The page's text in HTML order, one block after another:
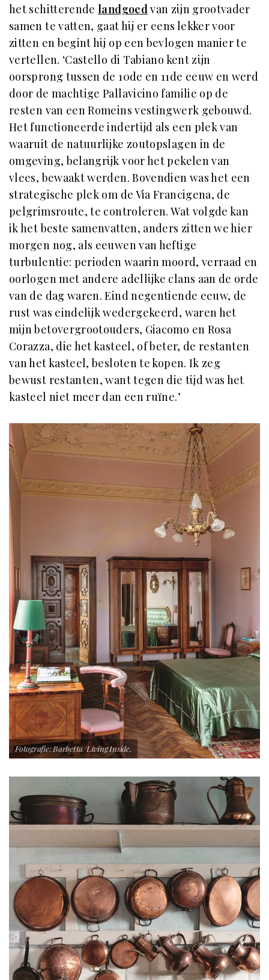
het schitterende landgoed van zijn grootvader
samen te vatten, gaat hij er eens lekker voor
zitten en begint hij op een bevlogen manier te
vertellen. ‘Castello di Tabiano kent zijn
oorsprong tussen de 10de en 11de eeuw en werd
door de machtige Pallavicino familie op de
resten van een Romeins vestingwerk gebouwd.
Het functioneerde indertijd als een plek van
waaruit de natuurlijke zoutopslagen in de
omgeving, belangrijk voor het pekelen van
vlees, bewaakt werden. Bovendien was het een
strategische plek om de Via Francigena, de
pelgrimsroute, te controleren. Wat volgde kan
ik het beste samenvatten, anders zitten we hier
morgen nog, als eeuwen van heftige
turbulentie: perioden waarin moord, verraad en
oorlogen met andere adellijke clans aan de orde
van de dag waren. Eind negentiende eeuw, de
rust was eindelijk wedergekeerd, waren het
mijn betovergrootouders, Giacomo en Rosa
Corazza, die het kasteel, of beter, de restanten
van het kasteel, besloten te kopen. Ik zeg
bewust restanten, want tegen die tijd was het
kasteel niet meer dan een ruïne.’
Fotografie: Barbetta/Living Inside.